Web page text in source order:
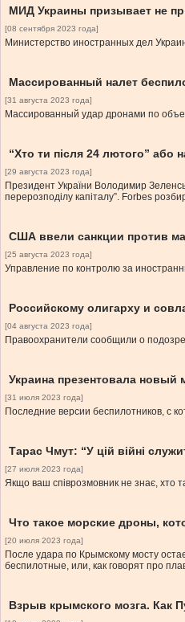
МИД Украины призывает не
[08 сентября 2023 года]
Министерство иностранных дел
Массированный налет
[31 августа 2023 года]
Массированный удар дронами по
“Хто ти після 24 лютого” або
[29 августа 2023 года]
Президент України Володимир
перерозподілу капіталу”. Forbes
США ввели санкции против
[25 августа 2023 года]
Управление по контролю за
Российскому олигарху и
[04 августа 2023 года]
Правоохранители сообщили о
Украина презентовала новый
[31 июля 2023 года]
Последние версии беспилотников, с
Тарас Чмут: “У цій війні
[27 июля 2023 года]
Якщо ваш співрозмовник не знає, хто
Что такое морские дроны,
[20 июля 2023 года]
После удара по Крымскому мосту
беспилотные, или, как говорят про
Взрыв крымского мозга. Как